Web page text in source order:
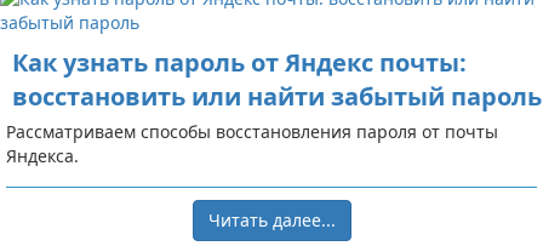
Как узнать пароль от Яндекс почты:
восстановить или найти забытый пароль
Рассматриваем способы восстановления пароля от почты
Яндекса.
Читать далее...